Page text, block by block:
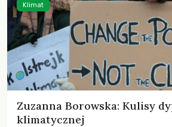
Zuzanna Borowska: Kulisy
klimatycznej
Klimat